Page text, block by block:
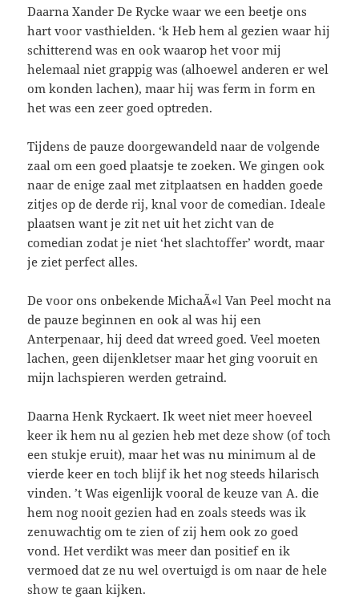
Daarna Xander De Rycke waar we een beetje ons
hart voor vasthielden. ‘k Heb hem al gezien waar hij
schitterend was en ook waarop het voor mij
helemaal niet grappig was (alhoewel anderen er wel
om konden lachen), maar hij was ferm in form en
het was een zeer goed optreden.
Tijdens de pauze doorgewandeld naar de volgende
zaal om een goed plaatsje te zoeken. We gingen ook
naar de enige zaal met zitplaatsen en hadden goede
zitjes op de derde rij, knal voor de comedian. Ideale
plaatsen want je zit net uit het zicht van de
comedian zodat je niet ‘het slachtoffer’ wordt, maar
je ziet perfect alles.
De voor ons onbekende MichaÃ«l Van Peel mocht na
de pauze beginnen en ook al was hij een
Anterpenaar, hij deed dat wreed goed. Veel moeten
lachen, geen dijenkletser maar het ging vooruit en
mijn lachspieren werden getraind.
Daarna Henk Ryckaert. Ik weet niet meer hoeveel
keer ik hem nu al gezien heb met deze show (of toch
een stukje eruit), maar het was nu minimum al de
vierde keer en toch blijf ik het nog steeds hilarisch
vinden. ’t Was eigenlijk vooral de keuze van A. die
hem nog nooit gezien had en zoals steeds was ik
zenuwachtig om te zien of zij hem ook zo goed
vond. Het verdikt was meer dan positief en ik
vermoed dat ze nu wel overtuigd is om naar de hele
show te gaan kijken.